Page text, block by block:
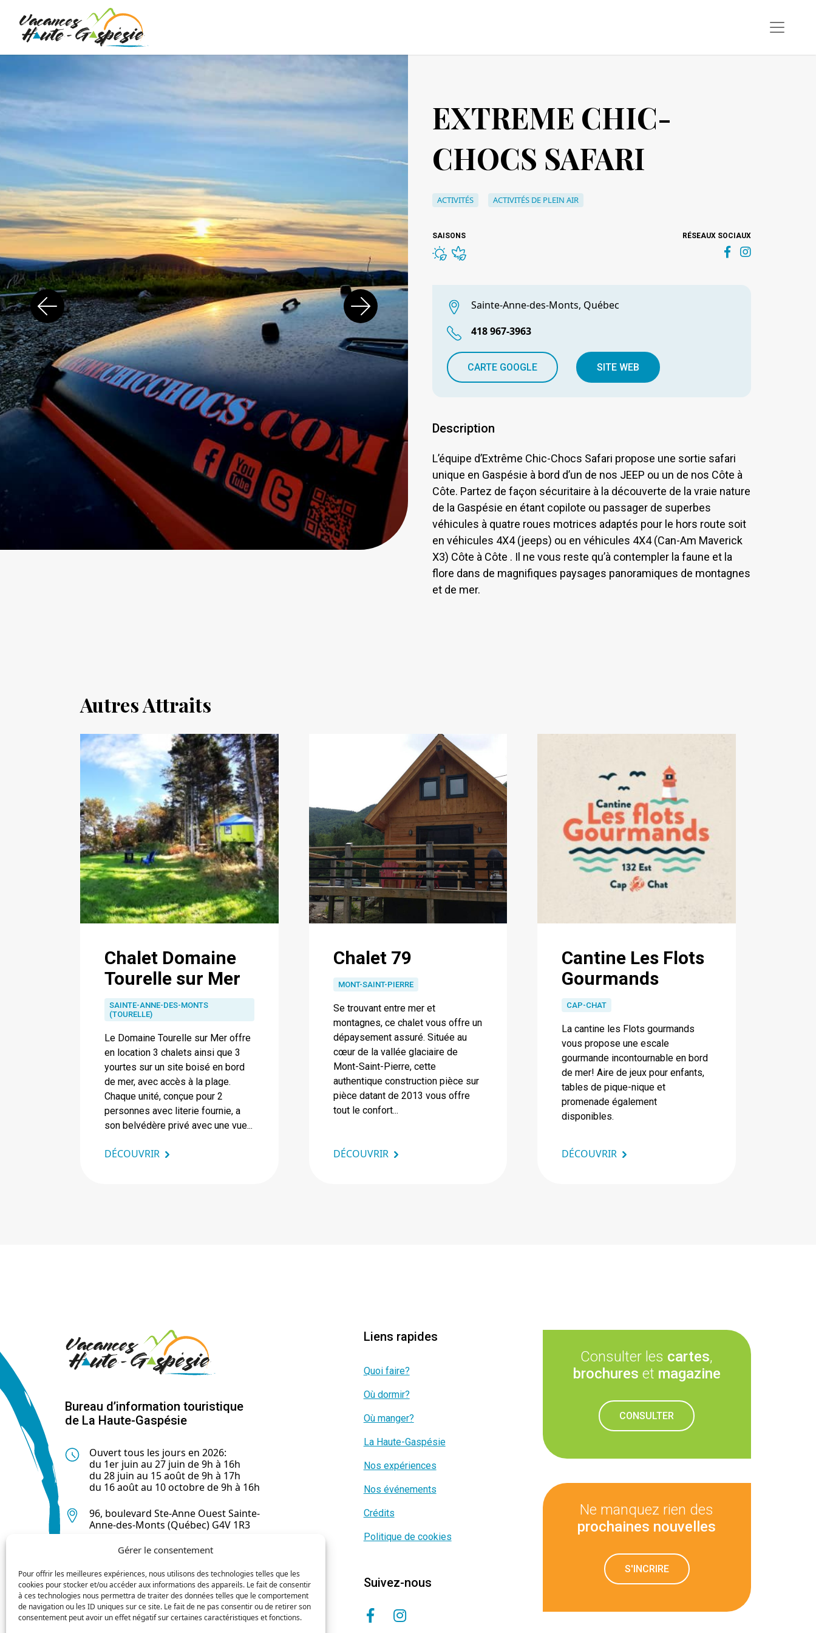
Gérer le consentement
Pour offrir les meilleures expériences, nous utilisons des technologies telles que les
cookies pour stocker et/ou accéder aux informations des appareils. Le fait de consentir
à ces technologies nous permettra de traiter des données telles que le comportement
de navigation ou les ID uniques sur ce site. Le fait de ne pas consentir ou de retirer son
consentement peut avoir un effet négatif sur certaines caractéristiques et fonctions.
EXTREME CHIC-
CHOCS SAFARI
ACTIVITÉS ACTIVITÉS DE PLEIN AIR
SAISONS RÉSEAUX SOCIAUX
Sainte-Anne-des-Monts, Québec
418 967-3963
CARTE GOOGLE SITE WEB
Description
L’équipe d’Extrême Chic-Chocs Safari propose une sortie safari
unique en Gaspésie à bord d’un de nos JEEP ou un de nos Côte à
Côte. Partez de façon sécuritaire à la découverte de la vraie nature
de la Gaspésie en étant copilote ou passager de superbes
véhicules à quatre roues motrices adaptés pour le hors route soit
en véhicules 4X4 (jeeps) ou en véhicules 4X4 (Can-Am Maverick
X3) Côte à Côte . Il ne vous reste qu’à contempler la faune et la
flore dans de magnifiques paysages panoramiques de montagnes
et de mer.
Autres Attraits
Chalet Domaine
Tourelle sur Mer
SAINTE-ANNE-DES-MONTS
(TOURELLE)
Le Domaine Tourelle sur Mer offre
en location 3 chalets ainsi que 3
yourtes sur un site boisé en bord
de mer, avec accès à la plage.
Chaque unité, conçue pour 2
personnes avec literie fournie, a
son belvédère privé avec une vue...
DÉCOUVRIR
Chalet 79
MONT-SAINT-PIERRE
Se trouvant entre mer et
montagnes, ce chalet vous offre un
dépaysement assuré. Située au
cœur de la vallée glaciaire de
Mont-Saint-Pierre, cette
authentique construction pièce sur
pièce datant de 2013 vous offre
tout le confort...
DÉCOUVRIR
Cantine Les Flots
Gourmands
CAP-CHAT
La cantine les Flots gourmands
vous propose une escale
gourmande incontournable en bord
de mer! Aire de jeux pour enfants,
tables de pique-nique et
promenade également
disponibles.
DÉCOUVRIR
Bureau d’information touristique
de La Haute-Gaspésie
Ouvert tous les jours en 2026:
du 1er juin au 27 juin de 9h à 16h
du 28 juin au 15 août de 9h à 17h
du 16 août au 10 octobre de 9h à 16h
96, boulevard Ste-Anne Ouest Sainte-
Anne-des-Monts (Québec) G4V 1R3
418 763-0044
Liens rapides
Quoi faire?
Où dormir?
Où manger?
La Haute-Gaspésie
Nos expériences
Nos événements
Crédits
Politique de cookies
Suivez-nous
Consulter les cartes,
brochures et magazine
CONSULTER
Ne manquez rien des
prochaines nouvelles
S'INCRIRE